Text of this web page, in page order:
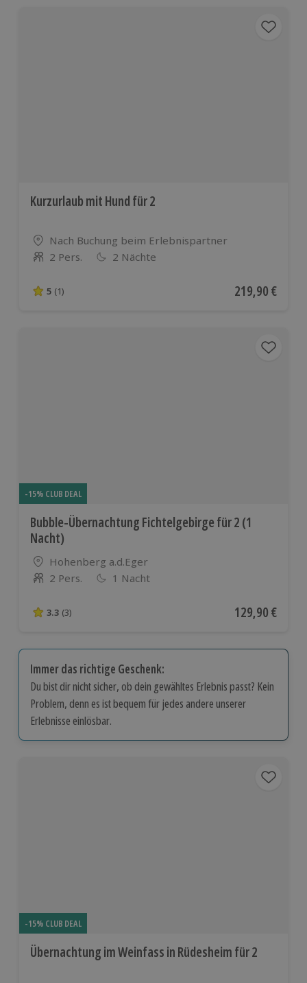
Kurzurlaub mit Hund für 2
Standort
Nach Buchung beim Erlebnispartner
Anzahl der Teilnehmer
2 Pers. 2 Nächte
5 von 5 Sternen basierend auf 1 Bewertungen
5 (1) Aktueller Preis
219,90 €
-15% CLUB DEAL
Bubble-Übernachtung Fichtelgebirge für 2 (1
Nacht)
Standort
Hohenberg a.d.Eger
Anzahl der Teilnehmer
2 Pers. 1 Nacht
3.3 von 5 Sternen basierend auf 3 Bewertungen
3.3 (3) Aktueller Preis
129,90 €
Immer das richtige Geschenk:
Du bist dir nicht sicher, ob dein gewähltes Erlebnis passt? Kein
Problem, denn es ist bequem für jedes andere unserer
Erlebnisse einlösbar.
-15% CLUB DEAL
Übernachtung im Weinfass in Rüdesheim für 2